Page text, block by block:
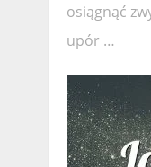
osiągnąć
upór …